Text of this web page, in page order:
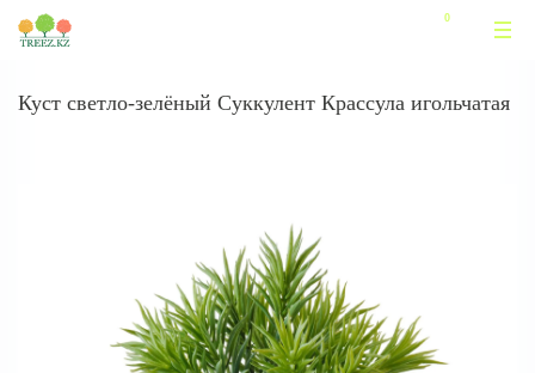
Куст светло-зелёный Суккулент Крассула игольчатая